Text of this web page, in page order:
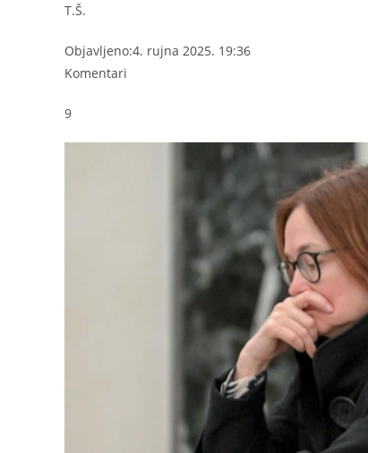
T.Š.
Objavljeno:4. rujna 2025. 19:36
Komentari
9